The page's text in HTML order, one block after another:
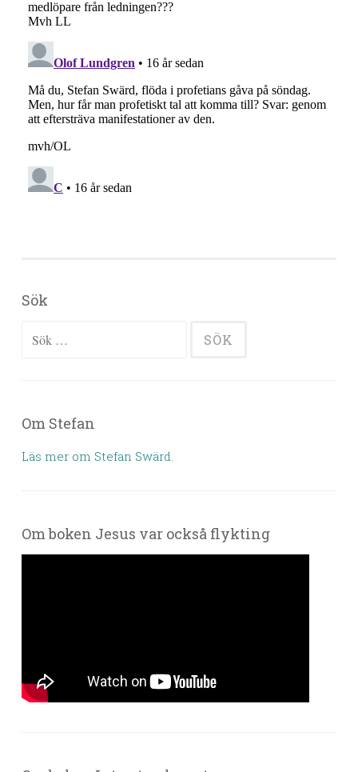
Sök
Sök efter:
Om Stefan
Läs mer om Stefan Swärd.
Om boken Jesus var också flykting